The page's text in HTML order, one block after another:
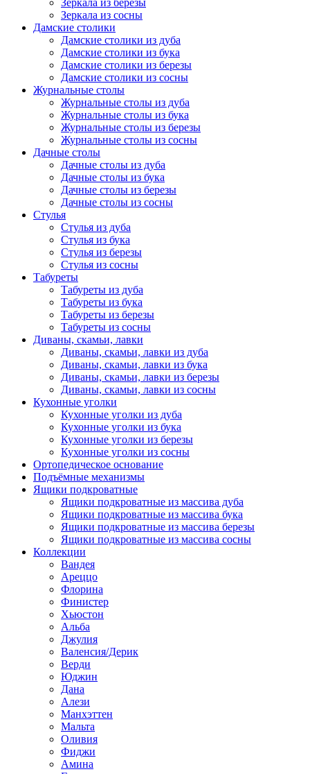
Зеркала из березы
Зеркала из сосны
Дамские столики
Дамские столики из дуба
Дамские столики из бука
Дамские столики из березы
Дамские столики из сосны
Журнальные столы
Журнальные столы из дуба
Журнальные столы из бука
Журнальные столы из березы
Журнальные столы из сосны
Дачные столы
Дачные столы из дуба
Дачные столы из бука
Дачные столы из березы
Дачные столы из сосны
Стулья
Стулья из дуба
Стулья из бука
Стулья из березы
Стулья из сосны
Табуреты
Табуреты из дуба
Табуреты из бука
Табуреты из березы
Табуреты из сосны
Диваны, скамьи, лавки
Диваны, скамьи, лавки из дуба
Диваны, скамьи, лавки из бука
Диваны, скамьи, лавки из березы
Диваны, скамьи, лавки из сосны
Кухонные уголки
Кухонные уголки из дуба
Кухонные уголки из бука
Кухонные уголки из березы
Кухонные уголки из сосны
Ортопедическое основание
Подъёмные механизмы
Ящики подкроватные
Ящики подкроватные из массива дуба
Ящики подкроватные из массива бука
Ящики подкроватные из массива березы
Ящики подкроватные из массива сосны
Коллекции
Вандея
Ареццо
Флорина
Финистер
Хьюстон
Альба
Джулия
Валенсия/Дерик
Верди
Юджин
Дана
Алези
Манхэттен
Мальта
Оливия
Фиджи
Амина